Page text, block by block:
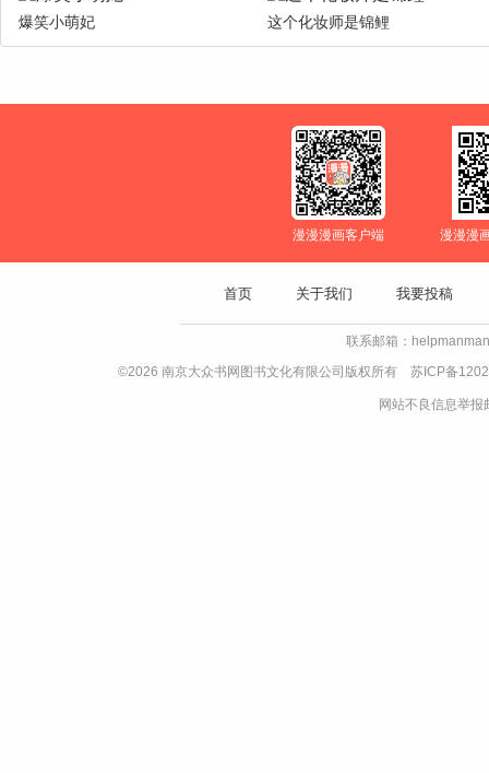
爆笑小萌妃 这个化妆师是锦鲤
漫漫漫画客户端 漫漫漫
首页 关于我们 我要投稿
联系邮箱：
©2026 南京大众书网图书文化有限公司版权所有 苏ICP备
网站不良信息举